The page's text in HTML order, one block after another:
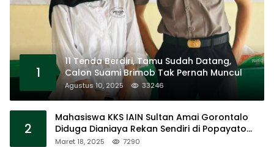
1
11 Tenda Berdiri, Tamu Sudah Datang,
Calon Suami Brimob Tak Pernah Muncul
Agustus 10, 2025 33246
2
Mahasiswa KKS IAIN Sultan Amai Gorontalo
Diduga Dianiaya Rekan Sendiri di Popayato
Barat
Maret 18, 2025 7290